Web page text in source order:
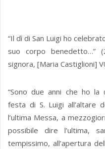
“Il dì di San Luigi ho
suo corpo benedetto…”
signora, [Maria Castiglioni]
“Sono due anni che ho la
festa di S. Luigi
l’ultima Messa, a
possibile dire l’ultima,
tempissimo, all’apertura